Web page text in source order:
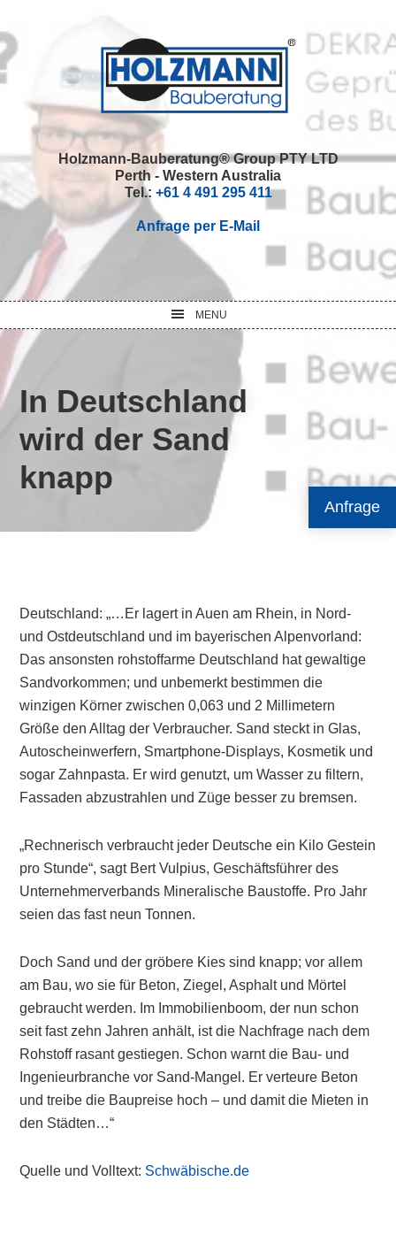
Anfrage
to
primary
navigation
to
main
content
to
primary
sidebar
to
footer
Holzmann-Bauberatung® Group PTY LTD
Perth - Western Australia
Tel.: +61 4 491 295 411
Anfrage per E-Mail
MENU
In Deutschland
wird der Sand
knapp
Deutschland: „…Er lagert in Auen am Rhein, in Nord-
und Ostdeutschland und im bayerischen Alpenvorland:
Das ansonsten rohstoffarme Deutschland hat gewaltige
Sandvorkommen; und unbemerkt bestimmen die
winzigen Körner zwischen 0,063 und 2 Millimetern
Größe den Alltag der Verbraucher. Sand steckt in Glas,
Autoscheinwerfern, Smartphone-Displays, Kosmetik und
sogar Zahnpasta. Er wird genutzt, um Wasser zu filtern,
Fassaden abzustrahlen und Züge besser zu bremsen.
„Rechnerisch verbraucht jeder Deutsche ein Kilo Gestein
pro Stunde“, sagt Bert Vulpius, Geschäftsführer des
Unternehmerverbands Mineralische Baustoffe. Pro Jahr
seien das fast neun Tonnen.
Doch Sand und der gröbere Kies sind knapp; vor allem
am Bau, wo sie für Beton, Ziegel, Asphalt und Mörtel
gebraucht werden. Im Immobilienboom, der nun schon
seit fast zehn Jahren anhält, ist die Nachfrage nach dem
Rohstoff rasant gestiegen. Schon warnt die Bau- und
Ingenieurbranche vor Sand-Mangel. Er verteure Beton
und treibe die Baupreise hoch – und damit die Mieten in
den Städten…“
Quelle und Volltext: Schwäbische.de